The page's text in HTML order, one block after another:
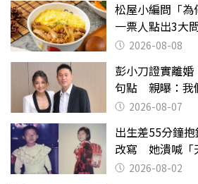
松屋小編問「
一票人點出3大
2026-08-08
彭小刀證實離
句點 親曝：我
2026-08-07
出生差55分鐘
改寫 她潰喊「
2026-08-02